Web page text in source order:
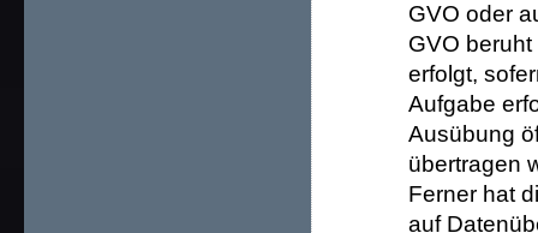
GVO oder
GVO
erfolgt,
Aufgabe
Ausübung
übertragen
Ferner hat
auf